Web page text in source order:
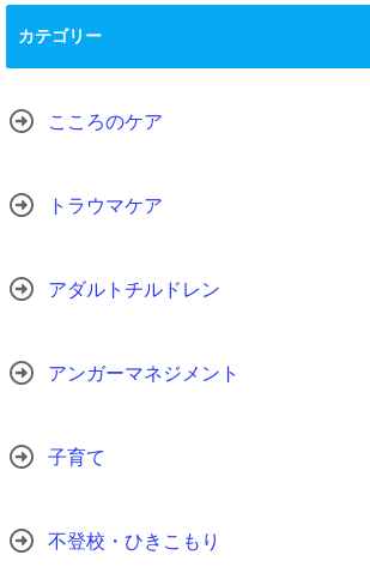
カテゴリー
こころのケア
トラウマケア
アダルトチルドレン
アンガーマネジメント
子育て
不登校・ひきこもり